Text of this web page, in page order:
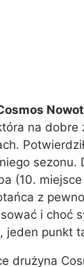
na dobre
sezonu.
(10.
z
i choć
jeden punkt
drużyna